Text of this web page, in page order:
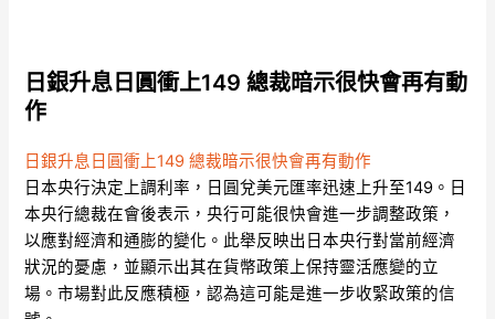
日銀升息日圓衝上149 總裁暗示很快會再有動
作
日銀升息日圓衝上149 總裁暗示很快會再有動作
日本央行決定上調利率，日圓兌美元匯率迅速上升至149。日
本央行總裁在會後表示，央行可能很快會進一步調整政策，
以應對經濟和通膨的變化。此舉反映出日本央行對當前經濟
狀況的憂慮，並顯示出其在貨幣政策上保持靈活應變的立
場。市場對此反應積極，認為這可能是進一步收緊政策的信